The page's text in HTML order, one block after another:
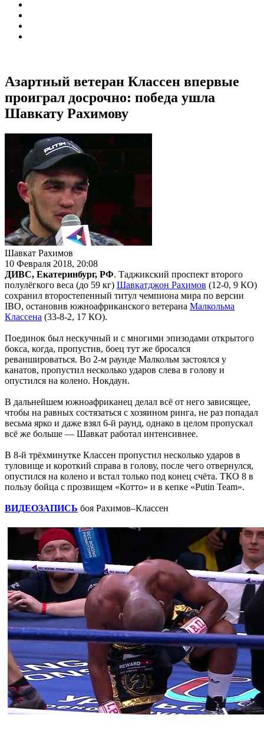
Азартный ветеран Классен впервые
проиграл досрочно: победа ушла
Шавкату Рахимову
Шавкат Рахимов
10 Февраля 2018, 20:08
ДИВС, Екатеринбург, РФ. Таджикский проспект второго
полулёгкого веса (до 59 кг) Шавкатджон Рахимов (12-0, 9 КО)
сохранил второстепенный титул чемпиона мира по версии
IBО, остановив южноафриканского ветерана Малкольма
Классена (33-8-2, 17 КО).
Поединок был нескучный и с многими эпизодами открытого
бокса, когда, пропустив, боец тут же бросался
реваншироваться. Во 2-м раунде Малкольм застоялся у
канатов, пропустил несколько ударов слева в голову и
опустился на колено. Нокдаун.
В дальнейшем южноафриканец делал всё от него зависящее,
чтобы на равных состязаться с хозяином ринга, не раз попадал
весьма ярко и даже взял 6-й раунд, однако в целом пропускал
всё же больше — Шавкат работал интенсивнее.
В 8-й трёхминутке Классен пропустил несколько ударов в
туловище и короткий справа в голову, после чего отвернулся,
опустился на колено и встал только под конец счёта. ТКО 8 в
пользу бойца с прозвищем «Котто» и в кепке «Putin Team».
ВИДЕОЗАПИСЬ боя Рахимов–Классен